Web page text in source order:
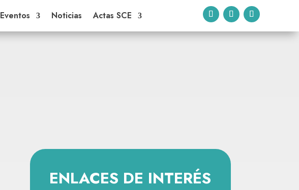
Eventos Noticias Actas SCE
ENLACES DE INTERÉS